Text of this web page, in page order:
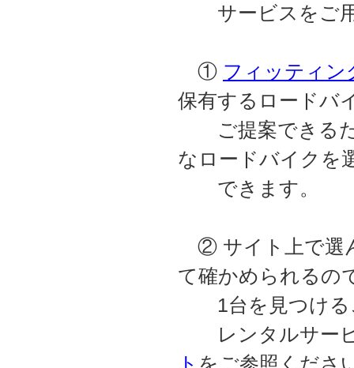
サービスをご用
① フィッティン
保有するロードバ
ご提案できるた
なロードバイクを
できます。
② サイト上で選
て確かめられるの
1台を見つける
レンタルサービ
ト をご参照くださ